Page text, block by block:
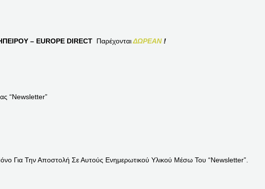
– EUROPE DIRECT ΠαρέχονταιΔΩΡΕΑΝ!
“Newsletter”
Για Την Αποστολή Σε Αυτούς Ενημερωτικού Υλικού Μέσω Του “Newsletter”.